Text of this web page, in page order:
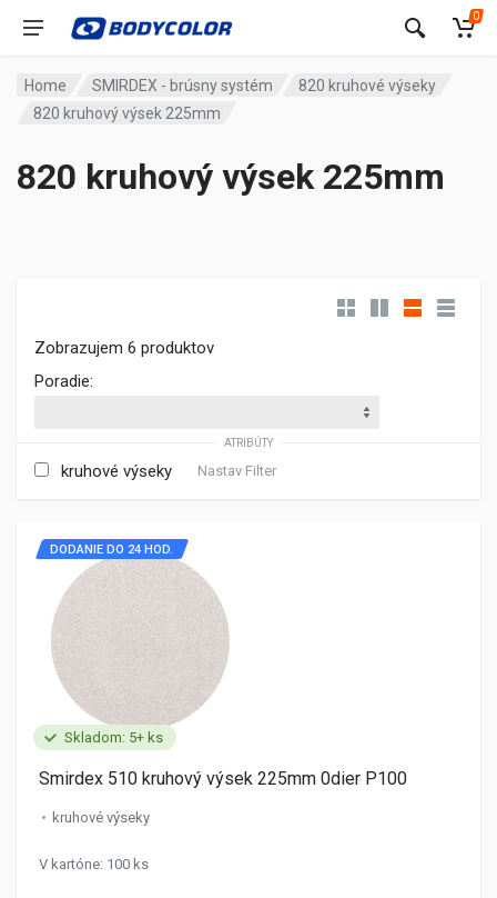
0
Home SMIRDEX - brúsny systém
820 kruhové výseky
820 kruhový výsek 225mm
820 kruhový výsek 225mm
Zobrazujem 6 produktov
Poradie:
ATRIBÚTY
kruhové výseky Nastav Filter
Skladom: 5+ ks
DODANIE DO 24 HOD.
Smirdex 510 kruhový výsek 225mm 0dier P100
kruhové výseky
V kartóne: 100 ks